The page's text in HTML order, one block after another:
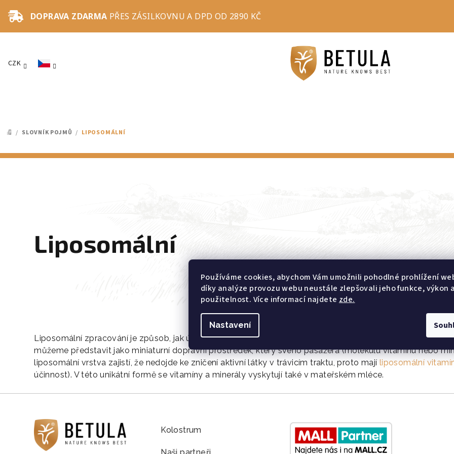
Používáme cookies, abychom Vám umožnili pohodlné prohlížení
díky analýze provozu webu neustále zlepšovali jeho funkce, výkon a
použitelnost. Více informací najdete zde.
Nastavení
na
obsah
DOPRAVA ZDARMA PŘES ZÁSILKOVNU A DPD OD 2890 KČ
CZK
DOMŮ
/ SLOVNÍK POJMŮ / LIPOSOMÁLNÍ
Liposomální
Liposomální zpracování je způsob, jak účinnou látku „zabalit“ do malých tukových kuliček (tzv.
můžeme představit jako miniaturní dopravní prostředek, který svého pasažéra (molekulu vitamínu nebo
liposomální vrstva zajistí, že nedojde ke zničení aktivní látky v trávicím traktu, proto mají liposomální
účinnost). V této unikátní formě se vitamíny a minerály vyskytují také v mateřském mléce.
Kolostrum